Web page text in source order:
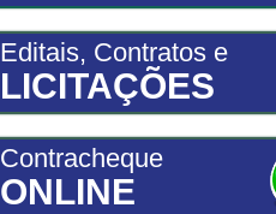
Editais, Contratos e
LICITAÇÕES
Contracheque
ONLINE